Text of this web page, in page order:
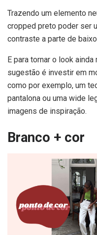
Trazendo um elemento
cropped preto poder ser
contraste a parte de
E para tornar o look
sugestão é investir em
como por exemplo, um
pantalona ou uma wide
imagens de inspiração.
Branco + cor